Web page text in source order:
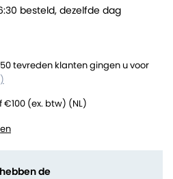
tevreden klanten gingen u voor
(ex. btw) (NL)
besteld, dezelfde dag
de